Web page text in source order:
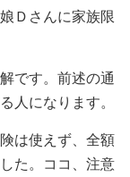
Ｄさんに家族限
です。前述の通
人になります。
は使えず、全額
た。ココ、注意